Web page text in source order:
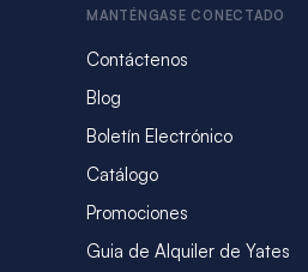
MANTÉNGASE CONECTADO
Contáctenos
Blog
Boletín Electrónico
Catálogo
Promociones
Guia de Alquiler de Yates